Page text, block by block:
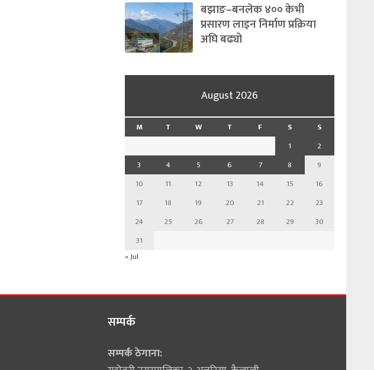
बझाङ–बनलेक ४०० केभी
प्रसारण लाइन निर्माण प्रक्रिया
अघि बढ्यो
August 2026
M T W T F S
S
1
2
3
4 5 6 7 8
9
10
11 12 13 14 15
16
17
18 19 20 21 22
23
24
25 26 27 28 29
30
31
« Jul
सम्पर्क
सम्पर्क ठेगाना: